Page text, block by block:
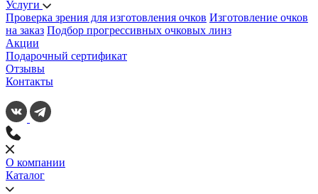
Услуги
Проверка зрения для изготовления очков Изготовление очков
на заказ Подбор прогрессивных очковых линз
Акции
Подарочный сертификат
Отзывы
Контакты
О компании
Каталог